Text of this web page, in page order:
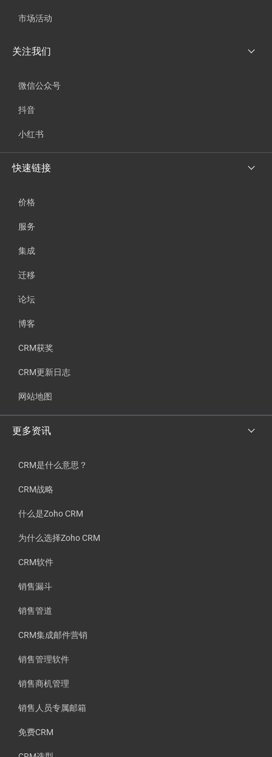
市场活动
关注我们
微信公众号
抖音
小红书
快速链接
价格
服务
集成
迁移
论坛
博客
CRM获奖
CRM更新日志
网站地图
更多资讯
CRM是什么意思？
CRM战略
什么是Zoho CRM
为什么选择Zoho CRM
CRM软件
销售漏斗
销售管道
CRM集成邮件营销
销售管理软件
销售商机管理
销售人员专属邮箱
免费CRM